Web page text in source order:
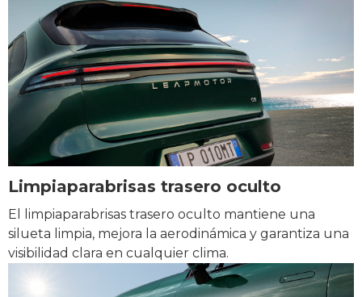
Limpiaparabrisas trasero oculto
El limpiaparabrisas trasero oculto mantiene una
silueta limpia, mejora la aerodinámica y garantiza una
visibilidad clara en cualquier clima.